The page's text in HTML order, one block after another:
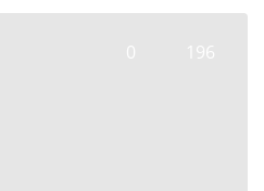
0 196